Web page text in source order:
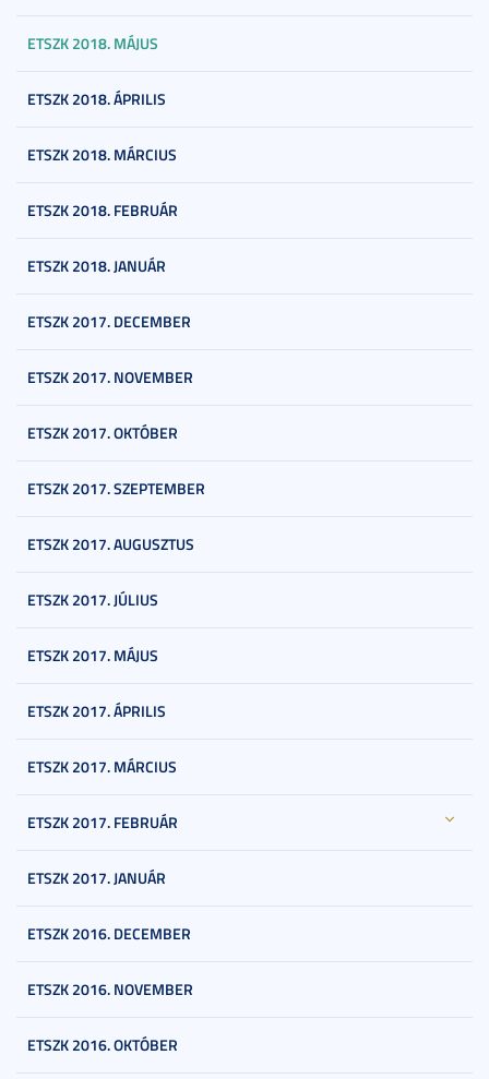
ETSZK 2018. MÁJUS
ETSZK 2018. ÁPRILIS
ETSZK 2018. MÁRCIUS
ETSZK 2018. FEBRUÁR
ETSZK 2018. JANUÁR
ETSZK 2017. DECEMBER
ETSZK 2017. NOVEMBER
ETSZK 2017. OKTÓBER
ETSZK 2017. SZEPTEMBER
ETSZK 2017. AUGUSZTUS
ETSZK 2017. JÚLIUS
ETSZK 2017. MÁJUS
ETSZK 2017. ÁPRILIS
ETSZK 2017. MÁRCIUS
ETSZK 2017. FEBRUÁR
ETSZK 2017. JANUÁR
ETSZK 2016. DECEMBER
ETSZK 2016. NOVEMBER
ETSZK 2016. OKTÓBER